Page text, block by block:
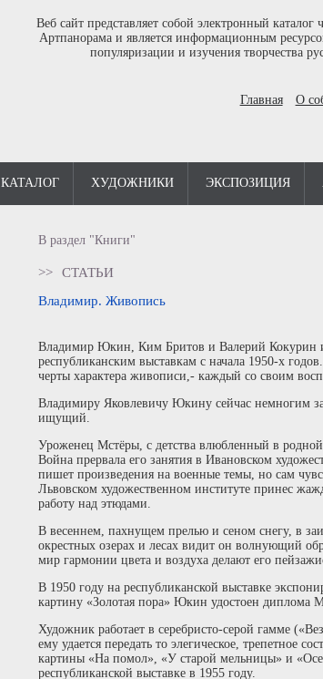
Веб сайт представляет собой электронный каталог
Артпанорама и является информационным
популяризации и изучения творчества
Главная О
КАТАЛОГ ХУДОЖНИКИ ЭКСПОЗИЦИЯ
В раздел "Книги"
>> СТАТЬИ
Владимир. Живопись
Владимир Юкин, Ким Бритов и Валерий Кокурин
республиканским выставкам с начала 1950-х
черты характера живописи,- каждый со своим
Владимиру Яковлевичу Юкину сейчас немногим
ищущий.
Уроженец Мстёры, с детства влюбленный в
Война прервала его занятия в Ивановском
пишет произведения на военные темы, но сам
Львовском художественном институте принес
работу над этюдами.
В весеннем, пахнущем прелью и сеном снегу, в
окрестных озерах и лесах видит он волнующий
мир гармонии цвета и воздуха делают его
В 1950 году на республиканской выставке
картину «Золотая пора» Юкин удостоен диплома
Художник работает в серебристо-серой гамме
ему удается передать то элегическое, трепетное
картины «На помол», «У старой мельницы» и
республиканской выставке в 1955 году.